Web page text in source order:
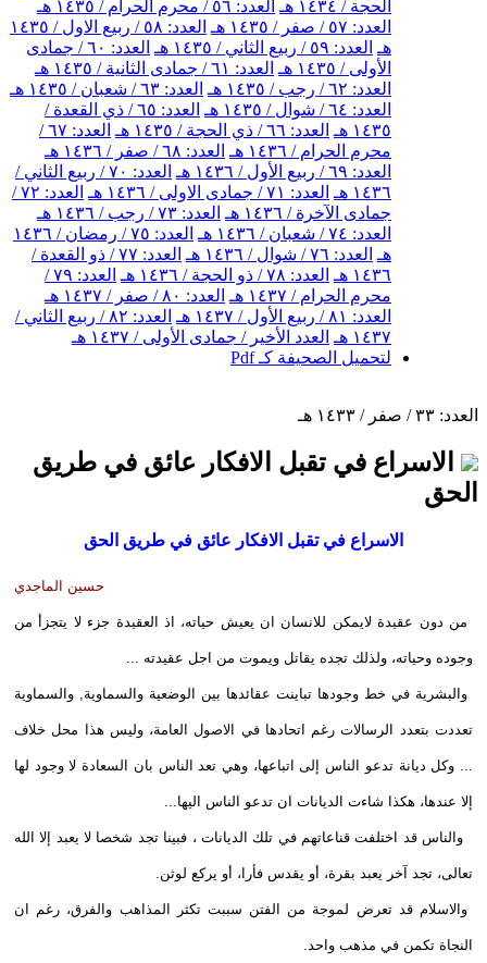
الحجة / ١٤٣٤ هـ
العدد: ٥٦ / محرم الحرام / ١٤٣٥ هـ
العدد: ٥٧ / صفر / ١٤٣٥ هـ
العدد: ٥٨ / ربيع الاول / ١٤٣٥
هـ العدد: ٥٩ / ربيع الثاني / ١٤٣٥ هـ
العدد: ٦٠ / جمادى
الأولى / ١٤٣٥ هـ
العدد: ٦١ / جمادى الثانية / ١٤٣٥ هـ
العدد: ٦٢ / رجب / ١٤٣٥ هـ
العدد: ٦٣ / شعبان / ١٤٣٥ هـ
العدد: ٦٤ / شوال / ١٤٣٥ هـ
العدد: ٦٥ / ذي القعدة /
١٤٣٥ هـ
العدد: ٦٦ / ذي الحجة / ١٤٣٥ هـ
العدد: ٦٧ /
محرم الحرام / ١٤٣٦ هـ
العدد: ٦٨ / صفر / ١٤٣٦ هـ
العدد: ٦٩ / ربيع الأول / ١٤٣٦ هـ
العدد: ٧٠ / ربيع الثاني /
١٤٣٦ هـ
العدد: ٧١ / جمادى الاولى / ١٤٣٦ هـ
العدد: ٧٢ /
جمادى الآخرة / ١٤٣٦ هـ
العدد: ٧٣ / رجب / ١٤٣٦ هـ
العدد: ٧٤ / شعبان / ١٤٣٦ هـ
العدد: ٧٥ / رمضان / ١٤٣٦
هـ العدد: ٧٦ / شوال / ١٤٣٦ هـ
العدد: ٧٧ / ذو القعدة /
١٤٣٦ هـ
العدد: ٧٨ / ذو الحجة / ١٤٣٦ هـ
العدد: ٧٩ /
محرم الحرام / ١٤٣٧ هـ
العدد: ٨٠ / صفر / ١٤٣٧ هـ
العدد: ٨١ / ربيع الأول / ١٤٣٧ هـ
العدد: ٨٢ / ربيع الثاني /
١٤٣٧ هـ
العدد الأخير / جمادى الأولى / ١٤٣٧ هـ
لتحميل الصحيفة كـ Pdf
العدد: ٣٣ / صفر / ١٤٣٣ هـ
الاسراع في تقبل الافكار عائق في طريق
الحق
الاسراع في تقبل الافكار عائق في طريق الحق
حسين الماجدي
من دون عقيدة لايمكن للانسان ان يعيش حياته، اذ العقيدة جزء لا يتجزأ من
وجوده وحياته، ولذلك تجده يقاتل ويموت من اجل عقيدته ...
والبشرية في خط وجودها تباينت عقائدها بين الوضعية والسماوية, والسماوية
تعددت بتعدد الرسالات رغم اتحادها في الاصول العامة، وليس هذا محل خلاف
... وكل ديانة تدعو الناس إلى اتباعها، وهي تعد الناس بان السعادة لا وجود لها
إلا عندها، هكذا شاءت الديانات ان تدعو الناس اليها...
والناس قد اختلفت قناعاتهم في تلك الديانات ، فبينا تجد شخصا لا يعبد إلا الله
تعالى، تجد آخر يعبد بقرة، أو يقدس فأرا، أو يركع لوثن.
والاسلام قد تعرض لموجة من الفتن سببت تكثر المذاهب والفرق، رغم ان
النجاة تكمن في مذهب واحد.